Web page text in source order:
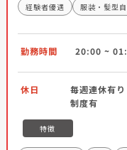
経験者優遇
服装・髪型
勤務時間 20:00 ~
休日
毎週連休有
制度有
特徴